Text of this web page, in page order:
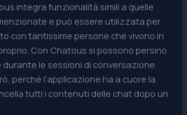
integra funzionalità simili a quelle
e può essere utilizzata per
con tantissime persone che vivono in
Con Chatous si possono persino
le sessioni di conversazione.
perché l’applicazione ha a cuore la
tutti i contenuti delle chat dopo un